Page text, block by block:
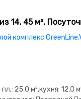
14, 45 м²,
комплекс
25.0 м²,кухня: 12.0